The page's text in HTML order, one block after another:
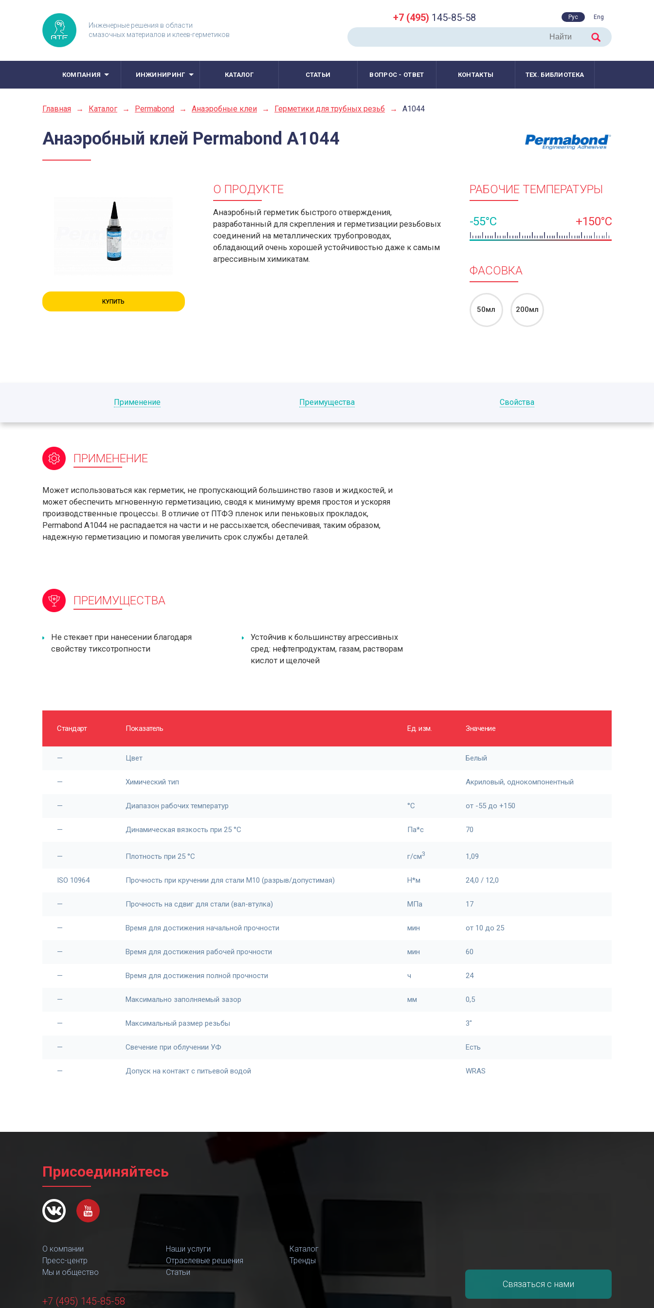
Инженерные решения в области
смазочных материалов и клеев-герметиков
+7 (495) 145-85-58 Рус Eng
КОМПАНИЯ ИНЖИНИРИНГ КАТАЛОГ СТАТЬИ ВОПРОС - ОТВЕТ КОНТАКТЫ ТЕХ. БИБЛИОТЕКА
Главная → Каталог → Permabond → Анаэробные клеи → Герметики для трубных резьб → A1044
Анаэробный клей Permabond A1044
КУПИТЬ
О ПРОДУКТЕ
Анаэробный герметик быстрого отверждения,
разработанный для скрепления и герметизации резьбовых
соединений на металлических трубопроводах,
обладающий очень хорошей устойчивостью даже к самым
агрессивным химикатам.
РАБОЧИЕ ТЕМПЕРАТУРЫ
-55°C +150°C
ФАСОВКА
50мл 200мл
Применение Преимущества Свойства
ПРИМЕНЕНИЕ
Может использоваться как герметик, не пропускающий большинство газов и жидкостей, и
может обеспечить мгновенную герметизацию, сводя к минимуму время простоя и ускоряя
производственные процессы. В отличие от ПТФЭ пленок или пеньковых прокладок,
Permabond A1044 не распадается на части и не рассыхается, обеспечивая, таким образом,
надежную герметизацию и помогая увеличить срок службы деталей.
ПРЕИМУЩЕСТВА
Не стекает при нанесении благодаря
свойству тиксотропности
Устойчив к большинству агрессивных
сред: нефтепродуктам, газам, растворам
кислот и щелочей
Стандарт Показатель Ед. изм. Значение
— Цвет Белый
— Химический тип Акриловый, однокомпонентный
— Диапазон рабочих температур °С от -55 до +150
— Динамическая вязкость при 25 °С Па*с 70
— Плотность при 25 °С г/см3 1,09
ISO 10964 Прочность при кручении для стали М10 (разрыв/допустимая) Н*м 24,0 / 12,0
— Прочность на сдвиг для стали (вал-втулка) МПа 17
— Время для достижения начальной прочности мин от 10 до 25
— Время для достижения рабочей прочности мин 60
— Время для достижения полной прочности ч 24
— Максимально заполняемый зазор мм 0,5
— Максимальный размер резьбы 3"
— Свечение при облучении УФ Есть
— Допуск на контакт с питьевой водой WRAS
Присоединяйтесь
О компании
Пресс-центр
Мы и общество
Наши услуги
Отраслевые решения
Статьи
Каталог
Тренды
+7 (495) 145-85-58
Связаться с нами